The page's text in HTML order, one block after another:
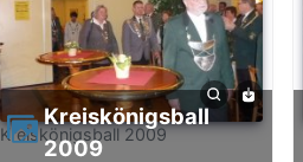
Kreiskönigsball 2009
Kreiskönigsball
2009